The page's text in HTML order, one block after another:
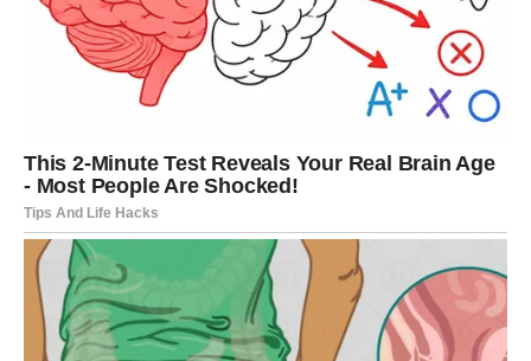
Očekuje vas period u kojem ćete imati mnogo razloga za
ponos i zadovoljstvo.
DJEVICA
Djevice konačno vide rezultate svog rada. Ono što ste
dugo gradili počinje da daje konkretne plodove.
Zvijezde vam donose više sigurnosti i osjećaj da se trud
zaista isplatio.